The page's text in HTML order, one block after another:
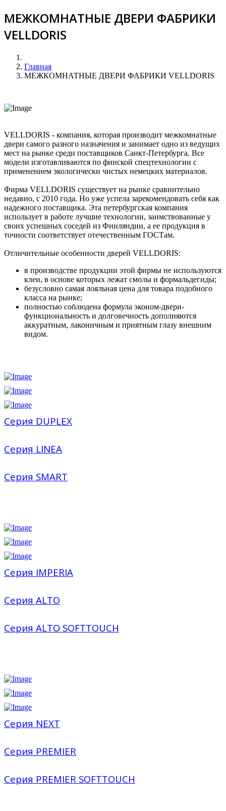
МЕЖКОМНАТНЫЕ ДВЕРИ ФАБРИКИ
VELLDORIS
Главная
МЕЖКОМНАТНЫЕ ДВЕРИ ФАБРИКИ VELLDORIS
VELLDORIS - компания, которая производит межкомнатные
двери самого разного назначения и занимает одно из ведущих
мест на рынке среди поставщиков Санкт-Петербурга. Все
модели изготавливаются по финской спецтехнологии с
применением экологически чистых немецких материалов.
Фирма VELLDORIS существует на рынке сравнительно
недавно, с 2010 года. Но уже успела зарекомендовать себя как
надежного поставщика. Эта петербургская компания
использует в работе лучшие технологии, заимствованные у
своих успешных соседей из Финляндии, а ее продукция в
точности соответствует отечественным ГОСТам.
Отличительные особенности дверей VELLDORIS:
в производстве продукции этой фирмы не используются
клеи, в основе которых лежат смолы и формальдегиды;
безусловно самая лояльная цена для товара подобного
класса на рынке;
полностью соблюдена формула эконом-двери-
функциональность и долговечность дополняются
аккуратным, лаконичным и приятным глазу внешним
видом.
Серия DUPLEX
Серия LINEA
Серия SMART
Серия IMPERIA
Серия ALTO
Серия ALTO SOFTTOUCH
Серия NEXT
Серия PREMIER
Серия PREMIER SOFTTOUCH